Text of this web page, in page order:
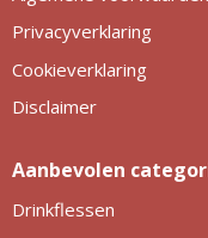
Privacyverklaring
Cookieverklaring
Disclaimer
Aanbevolen
Drinkflessen